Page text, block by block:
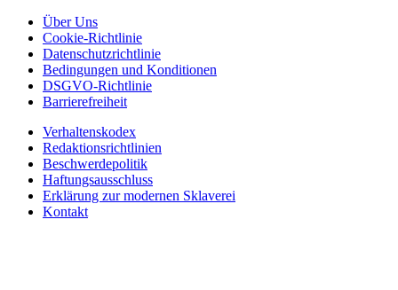
Über Uns
Cookie-Richtlinie
Datenschutzrichtlinie
Bedingungen und Konditionen
DSGVO-Richtlinie
Barrierefreiheit
Verhaltenskodex
Redaktionsrichtlinien
Beschwerdepolitik
Haftungsausschluss
Erklärung zur modernen Sklaverei
Kontakt